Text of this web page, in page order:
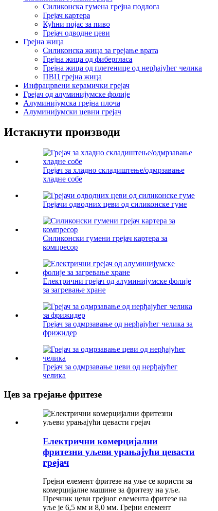
Силиконска гумена грејна подлога
Грејач картера
Кућни појас за пиво
Грејач одводне цеви
Грејна жица
Силиконска жица за грејање врата
Грејна жица од фибергласа
Грејна жица од плетенице од нерђајућег челика
ПВЦ грејна жица
Инфрацрвени керамички грејач
Грејач од алуминијумске фолије
Алуминијумска грејна плоча
Алуминијумски цевни грејач
Истакнути производи
Грејач за хладно складиштење/одмрзавање
хладне собе
Грејачи одводних цеви од силиконске гуме
Силиконски гумени грејач картера за
компресор
Електрични грејач од алуминијумске фолије
за загревање хране
Грејач за одмрзавање од нерђајућег челика за
фрижидер
Грејач за одмрзавање цеви од нерђајућег
челика
Цев за грејање фритезе
Електрични комерцијални
фритезни уљеви урањајући цевасти
грејач
Грејни елемент фритезе на уље се користи за
комерцијалне машине за фритезу на уље.
Пречник цеви грејног елемента фритезе на
уље је 6,5 мм и 8,0 мм. Грејни елемент